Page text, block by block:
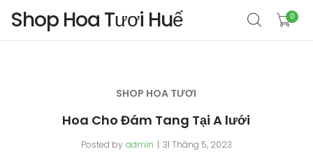
Shop Hoa Tươi Huế 0
SHOP HOA TƯƠI
Hoa Cho Đám Tang Tại A lưới
Posted by admin 31 Tháng 5, 2023